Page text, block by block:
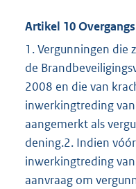
Artikel 10
1. Vergunningen die
de
2008 en die van
inwerkingtreding
aangemerkt als
dening.2. Indien
inwerkingtreding
aanvraag om